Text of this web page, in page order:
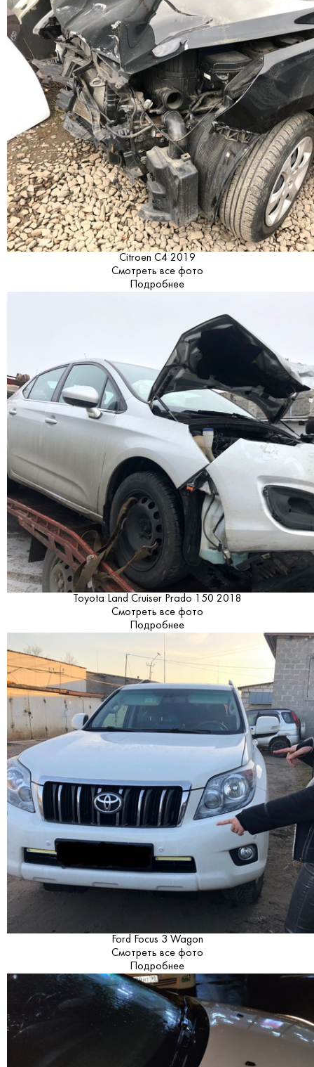
Citroen C4 2019
Смотреть все фото
Подробнее
Toyota Land Cruiser Prado 150 2018
Смотреть все фото
Подробнее
Ford Focus 3 Wagon
Смотреть все фото
Подробнее